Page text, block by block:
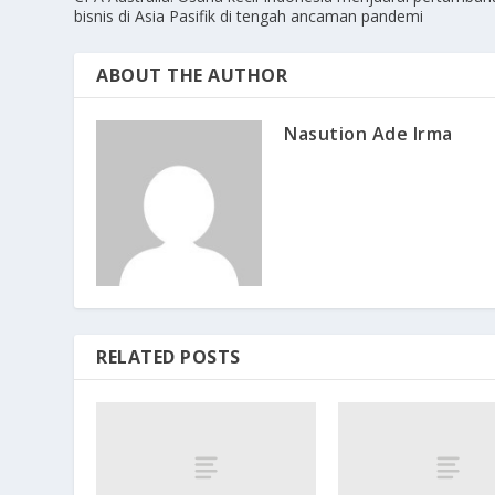
bisnis di Asia Pasifik di tengah ancaman pandemi
ABOUT THE AUTHOR
Nasution Ade Irma
RELATED POSTS